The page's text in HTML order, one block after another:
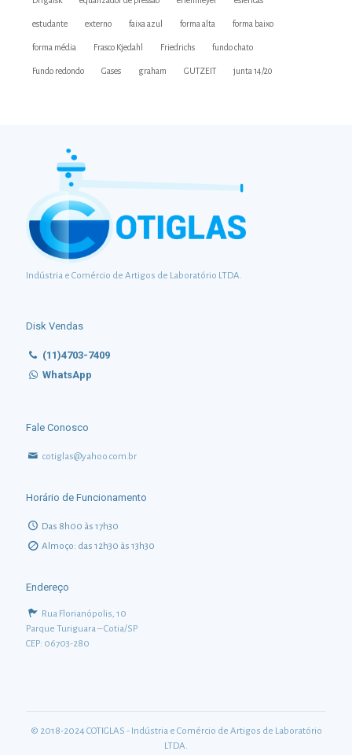
estudante externo faixa azul forma alta forma baixo
forma média Frasco Kjedahl Friedrichs fundo chato
Fundo redondo Gases graham GUTZEIT junta 14/20
Indústria e Comércio de Artigos de Laboratório LTDA.
Disk Vendas
(11)4703-7409
WhatsApp
Fale Conosco
cotiglas@yahoo.com.br
Horário de Funcionamento
Das 8h00 às 17h30
Almoço: das 12h30 às 13h30
Endereço
Rua Florianópolis, 10
Parque Turiguara – Cotia/SP
CEP: 06703-280
© 2018-2024 COTIGLAS - Indústria e Comércio de Artigos de Laboratório
LTDA.